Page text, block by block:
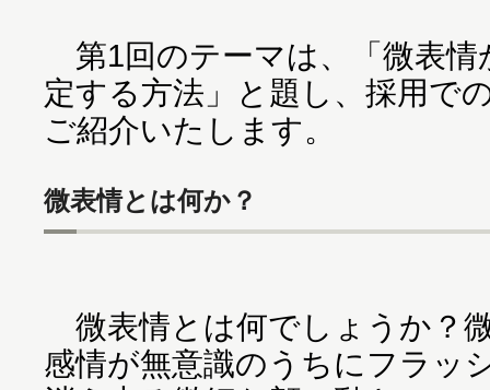
第1回のテーマは、「微表情
定する方法」と題し、採用で
ご紹介いたします。
微表情とは何か？
微表情とは何でしょうか？
感情が無意識のうちにフラッ